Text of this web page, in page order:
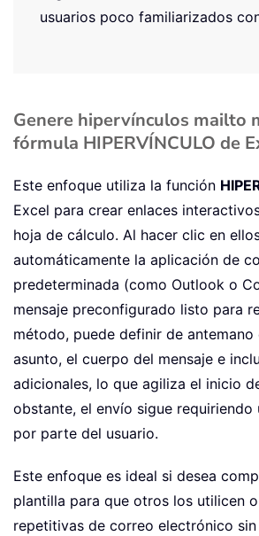
usuarios poco familiarizados
Genere hipervínculos mailto
fórmula HIPERVÍNCULO de
Este enfoque utiliza la función
Excel para crear enlaces
hoja de cálculo. Al hacer clic en
automáticamente la aplicación de
predeterminada (como Outlook o
mensaje preconfigurado listo para
método, puede definir de
asunto, el cuerpo del mensaje e
adicionales, lo que agiliza el inicio
obstante, el envío sigue requiriendo
por parte del usuario.
Este enfoque es ideal si desea
plantilla para que otros los utilicen
repetitivas de correo electrónico